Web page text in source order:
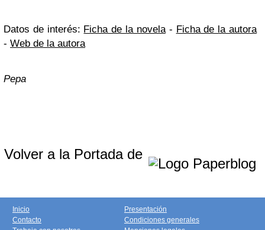
Datos de interés: Ficha de la novela- Ficha de la autora
- Web de la autora
Pepa
Volver a la Portada de
Inicio
Contacto
Presentación
Condiciones generales